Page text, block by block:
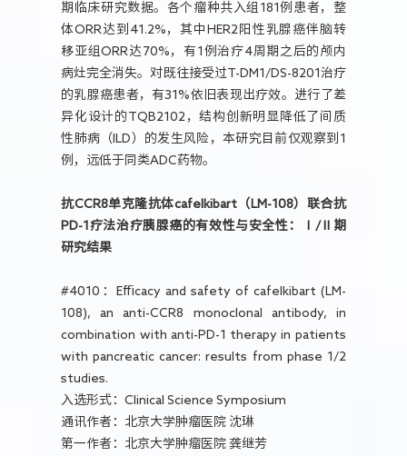
期临床研究数据。各个瘤种共入组181例患者，整
体ORR达到41.2%，其中HER2阳性乳腺癌伴脑转
移亚组ORR达70%，有1例治疗4周期之后的颅内
病灶完全消失。对既往接受过T-DM1/DS-8201治疗
的乳腺癌患者，有31%依旧表现出疗效。进行了差
异化设计的TQB2102，结构创新明显降低了间质
性肺病（ILD）的发生风险，本研究目前仅观察到1
例，远低于同类ADC药物。
抗CCR8单克隆抗体cafelkibart（LM-108）联合抗
PD-1疗法治疗胰腺癌的有效性与安全性：Ⅰ/Ⅱ期
研究结果
#4010：Efficacy and safety of cafelkibart (LM-
108), an anti-CCR8 monoclonal antibody, in
combination with anti-PD-1 therapy in patients
with pancreatic cancer: results from phase 1/2
studies.
入选形式：Clinical Science Symposium
通讯作者：北京大学肿瘤医院 沈琳
第一作者：北京大学肿瘤医院 龚继芳